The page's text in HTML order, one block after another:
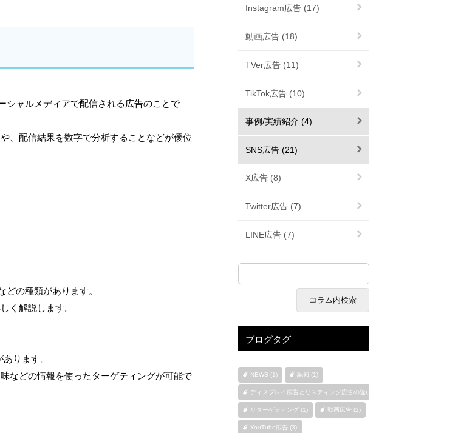
シャルメディアで配信される広告のことで
、配信結果を数字で分析することなどが優位
の種類があります。
く解説します。
ります。
などの情報を使ったターゲティングが可能で
Instagram広告 (17)
動画広告 (18)
TVer広告 (11)
TikTok広告 (10)
事例/実績紹介 (4)
SNS広告 (21)
X広告 (8)
Twitter広告 (7)
LINE広告 (7)
ブログタグ
NEWS (1) 認知 (1)
ディスプレイ広告とリスティング広告の違い (1)
リターゲティング (1) 動画広告 (2)
YouTube広告 (3)